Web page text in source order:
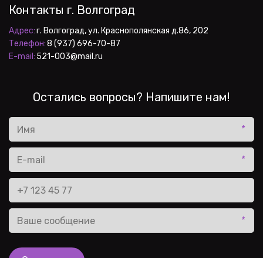
Контакты г. Волгоград
Адрес:
Телефон:
E-mail: 521-003@mail.ru
Остались вопросы? Напишите нам!
*
*
*